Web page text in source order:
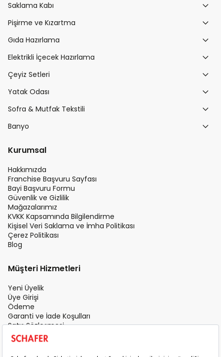
Saklama Kabı
Pişirme ve Kızartma
Gıda Hazırlama
Elektrikli İçecek Hazırlama
Çeyiz Setleri
Yatak Odası
Sofra & Mutfak Tekstili
Banyo
Kurumsal
Hakkımızda
Franchise Başvuru Sayfası
Bayi Başvuru Formu
Güvenlik ve Gizlilik
Mağazalarımız
KVKK Kapsamında Bilgilendirme
Kişisel Veri Saklama ve İmha Politikası
Çerez Politikası
Blog
Müşteri Hizmetleri
Yeni Üyelik
Üye Girişi
Ödeme
Garanti ve İade Koşulları
Satış Sözleşmesi
Üyelik Sözleşmesi
İletişim
Teslimat Koşulları